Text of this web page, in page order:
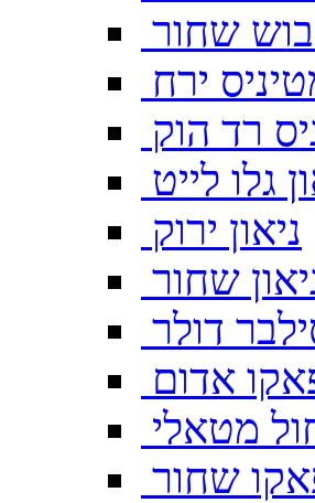
שחור
ירח
רד הוק
גלו לייט
ניאון ירוק
שחור
דולר
אדום
מטאלי
שחור